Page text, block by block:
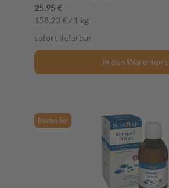
25,95 €
158,23 € / 1 kg
sofort lieferbar
In den Warenkorb
Bestseller